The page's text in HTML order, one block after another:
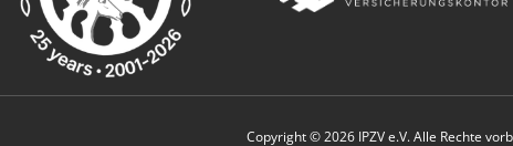
Copyright © 2026 IPZV e.V. Alle Rechte